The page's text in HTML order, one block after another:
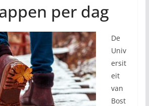
per dag
De
Univ
ersit
eit
van
Bost